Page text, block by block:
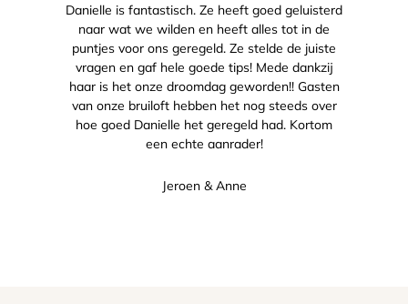
Danielle is fantastisch. Ze heeft goed geluisterd
naar wat we wilden en heeft alles tot in de
puntjes voor ons geregeld. Ze stelde de juiste
vragen en gaf hele goede tips! Mede dankzij
haar is het onze droomdag geworden!! Gasten
van onze bruiloft hebben het nog steeds over
hoe goed Danielle het geregeld had. Kortom
een echte aanrader!
Jeroen & Anne